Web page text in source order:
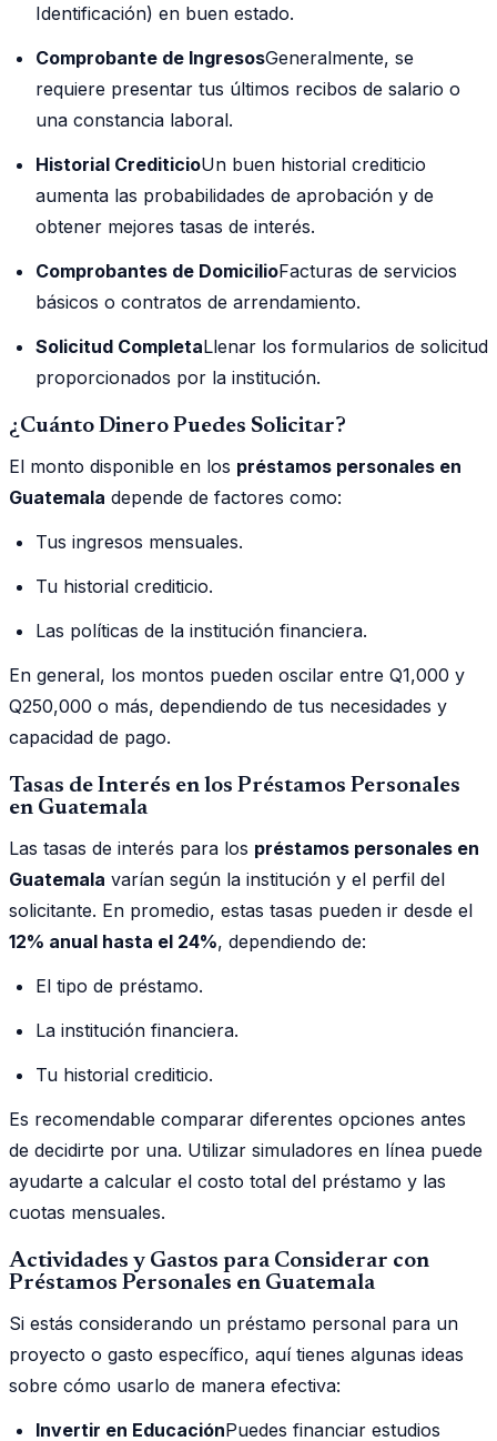
Identificación) en buen estado.
Comprobante de IngresosGeneralmente, se
requiere presentar tus últimos recibos de salario o
una constancia laboral.
Historial CrediticioUn buen historial crediticio
aumenta las probabilidades de aprobación y de
obtener mejores tasas de interés.
Comprobantes de DomicilioFacturas de servicios
básicos o contratos de arrendamiento.
Solicitud CompletaLlenar los formularios de solicitud
proporcionados por la institución.
¿Cuánto Dinero Puedes Solicitar?
El monto disponible en los préstamos personales en
Guatemala depende de factores como:
Tus ingresos mensuales.
Tu historial crediticio.
Las políticas de la institución financiera.
En general, los montos pueden oscilar entre Q1,000 y
Q250,000 o más, dependiendo de tus necesidades y
capacidad de pago.
Tasas de Interés en los Préstamos Personales
en Guatemala
Las tasas de interés para los préstamos personales en
Guatemala varían según la institución y el perfil del
solicitante. En promedio, estas tasas pueden ir desde el
12% anual hasta el 24%, dependiendo de:
El tipo de préstamo.
La institución financiera.
Tu historial crediticio.
Es recomendable comparar diferentes opciones antes
de decidirte por una. Utilizar simuladores en línea puede
ayudarte a calcular el costo total del préstamo y las
cuotas mensuales.
Actividades y Gastos para Considerar con
Préstamos Personales en Guatemala
Si estás considerando un préstamo personal para un
proyecto o gasto específico, aquí tienes algunas ideas
sobre cómo usarlo de manera efectiva:
Invertir en EducaciónPuedes financiar estudios